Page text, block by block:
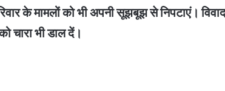
के मामलों को भी अपनी सूझबूझ से निपटाएं।
चारा भी डाल दें।